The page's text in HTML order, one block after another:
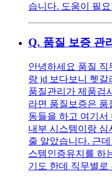
습니다. 도움이 필
Q. 품질 보증 관
안녕하세요 품질
랑 jd 보다보니 헷
품질관리가 제품검
라면 품질보증은
동들을 하고 여기서
내부 시스템이랑 심
줄 알았습니다. 근
스템인증유지를 하
기도 한데 직무별로